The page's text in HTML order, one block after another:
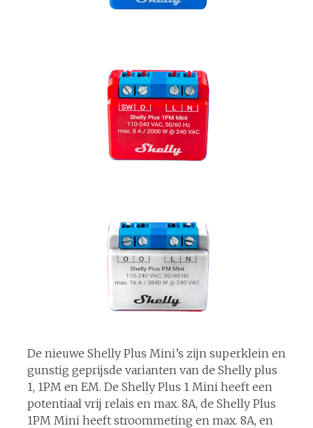
De nieuwe Shelly Plus Mini’s zijn superklein en
gunstig geprijsde varianten van de Shelly plus
1, 1PM en EM. De Shelly Plus 1 Mini heeft een
potentiaal vrij relais en max. 8A, de Shelly Plus
1PM Mini heeft stroommeting en max. 8A, en